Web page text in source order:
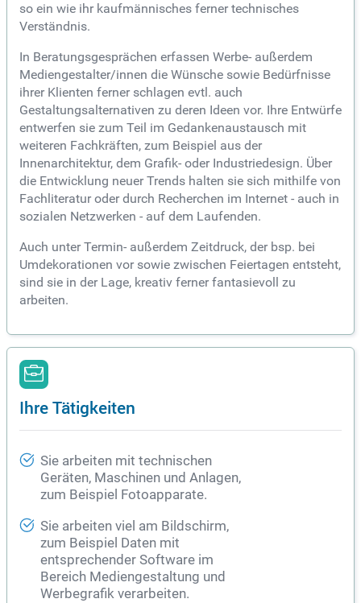
so ein wie ihr kaufmännisches ferner technisches
Verständnis.
In Beratungsgesprächen erfassen Werbe- außerdem
Mediengestalter/innen die Wünsche sowie Bedürfnisse
ihrer Klienten ferner schlagen evtl. auch
Gestaltungsalternativen zu deren Ideen vor. Ihre Entwürfe
entwerfen sie zum Teil im Gedankenaustausch mit
weiteren Fachkräften, zum Beispiel aus der
Innenarchitektur, dem Grafik- oder Industriedesign. Über
die Entwicklung neuer Trends halten sie sich mithilfe von
Fachliteratur oder durch Recherchen im Internet - auch in
sozialen Netzwerken - auf dem Laufenden.
Auch unter Termin- außerdem Zeitdruck, der bsp. bei
Umdekorationen vor sowie zwischen Feiertagen entsteht,
sind sie in der Lage, kreativ ferner fantasievoll zu
arbeiten.
Ihre Tätigkeiten
Sie arbeiten mit technischen
Geräten, Maschinen und Anlagen,
zum Beispiel Fotoapparate.
Sie arbeiten viel am Bildschirm,
zum Beispiel Daten mit
entsprechender Software im
Bereich Mediengestaltung und
Werbegrafik verarbeiten.